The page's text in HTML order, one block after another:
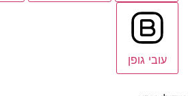
עובי גופן